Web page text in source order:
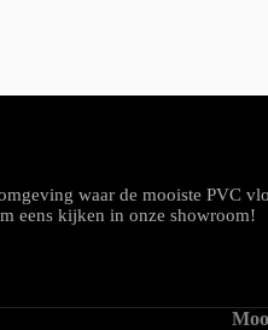
waar de mooiste PVC
eens kijken in onze showroom!